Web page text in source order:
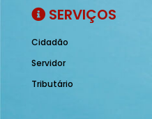
SERVIÇOS
Cidadão
Servidor
Tributário